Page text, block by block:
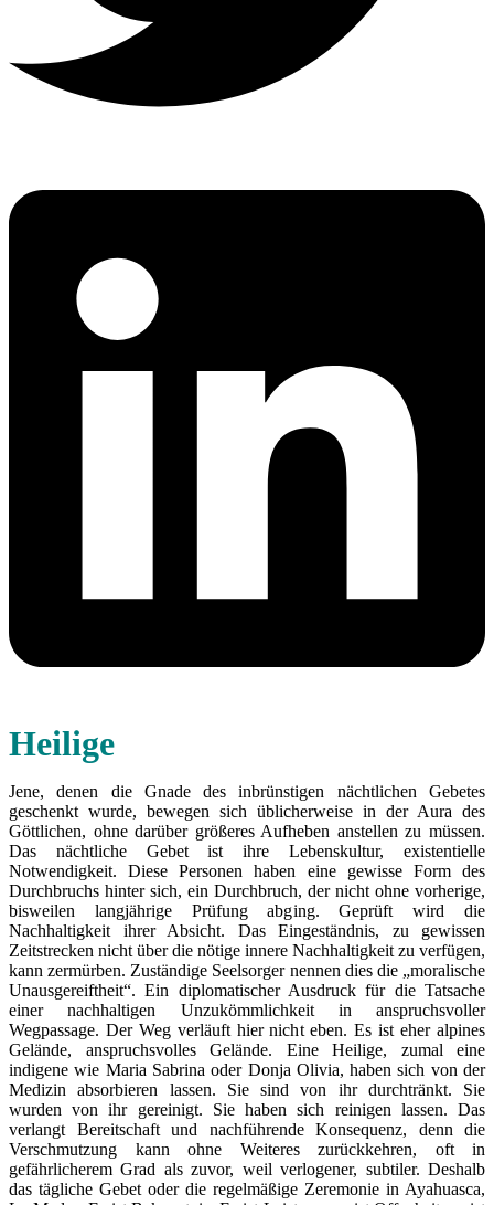
Heilige
Jene, denen die Gnade des inbrünstigen nächtlichen Gebetes
geschenkt wurde, bewegen sich üblicherweise in der Aura des
Göttlichen, ohne darüber größeres Aufheben anstellen zu müssen.
Das nächtliche Gebet ist ihre Lebenskultur, existentielle
Notwendigkeit. Diese Personen haben eine gewisse Form des
Durchbruchs hinter sich, ein Durchbruch, der nicht ohne vorherige,
bisweilen langjährige Prüfung abging. Geprüft wird die
Nachhaltigkeit ihrer Absicht. Das Eingeständnis, zu gewissen
Zeitstrecken nicht über die nötige innere Nachhaltigkeit zu verfügen,
kann zermürben. Zuständige Seelsorger nennen dies die „moralische
Unausgereiftheit“. Ein diplomatischer Ausdruck für die Tatsache
einer nachhaltigen Unzukömmlichkeit in anspruchsvoller
Wegpassage. Der Weg verläuft hier nicht eben. Es ist eher alpines
Gelände, anspruchsvolles Gelände. Eine Heilige, zumal eine
indigene wie Maria Sabrina oder Donja Olivia, haben sich von der
Medizin absorbieren lassen. Sie sind von ihr durchtränkt. Sie
wurden von ihr gereinigt. Sie haben sich reinigen lassen. Das
verlangt Bereitschaft und nachführende Konsequenz, denn die
Verschmutzung kann ohne Weiteres zurückkehren, oft in
gefährlicherem Grad als zuvor, weil verlogener, subtiler. Deshalb
das tägliche Gebet oder die regelmäßige Zeremonie in Ayahuasca,